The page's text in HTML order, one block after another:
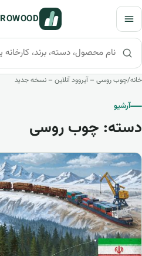
رفتن به محتوای اصلی
باز کردن منو
جستجو در محصولات، دسته‌ها و راهنما
خانه/چوب روسی – آیروود آنلاین – نسخه جدید
آرشیو
دسته: چوب روسی